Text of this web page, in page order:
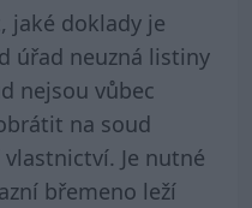
jaké doklady je
úřad neuzná listiny
nejsou vůbec
na soud
Je nutné
břemeno leží